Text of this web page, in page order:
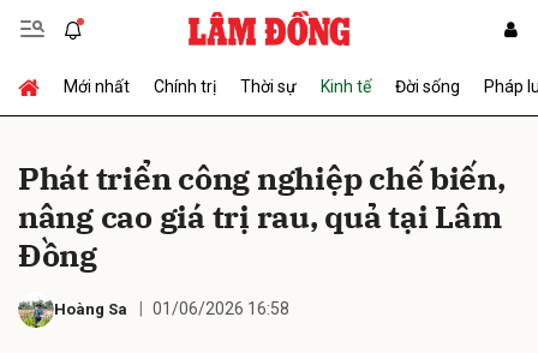
Mới nhất Chính trị Thời sự Kinh tế Đời sống Pháp
Phát triển công nghiệp chế biến,
nâng cao giá trị rau, quả tại Lâm
Đồng
Hoàng Sa 01/06/2026 16:58
Gửi bình luận